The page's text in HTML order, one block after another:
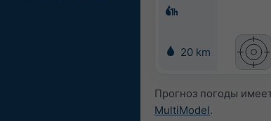
20 km
Прогноз погоды
MultiModel.